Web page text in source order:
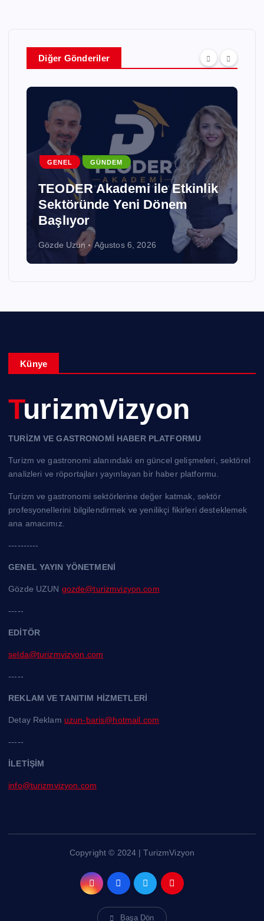
Diğer Gönderiler
GENEL GÜNDEM
TEODER Akademi ile Etkinlik
Sektöründe Yeni Dönem
Başlıyor
Gözde Uzun Ağustos 6, 2026
Künye
TurizmVizyon
TURİZM VE GASTRONOMİ HABER PLATFORMU
Turizm ve gastronomi alanındaki en güncel gelişmeleri, sektörel
analizleri ve röportajları yayınlayan bir haber platformu.
Turizm ve gastronomi sektörlerine değer katmak, sektör
profesyonellerini bilgilendirmek ve yenilikçi fikirleri desteklemek
ana amacımız.
----------
GENEL YAYIN YÖNETMENİ
Gözde UZUN gozde@turizmvizyon.com
-----
EDİTÖR
selda@turizmvizyon.com
-----
REKLAM VE TANITIM HİZMETLERİ
Detay Reklam uzun-baris@hotmail.com
-----
İLETİŞİM
info@turizmvizyon.com
Copyright © 2024 | TurizmVizyon
Başa Dön